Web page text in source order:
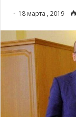
18 марта , 2019